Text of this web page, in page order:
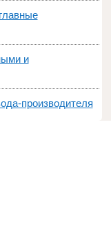
и
производителя